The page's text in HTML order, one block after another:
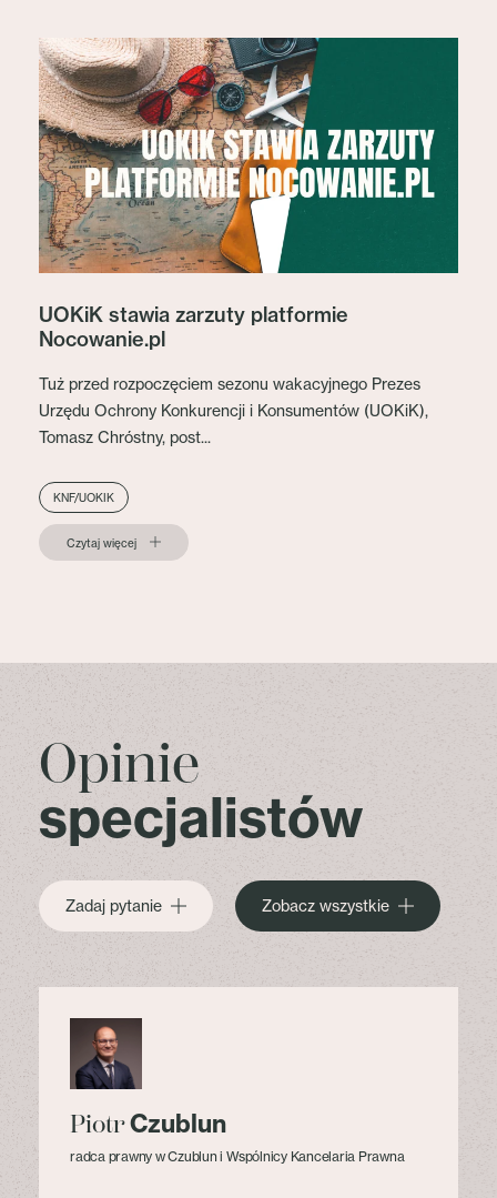
UOKiK stawia zarzuty platformie
Nocowanie.pl
Tuż przed rozpoczęciem sezonu wakacyjnego Prezes
Urzędu Ochrony Konkurencji i Konsumentów (UOKiK),
Tomasz Chróstny, post...
KNF/UOKIK
Czytaj więcej
Opinie
specjalistów
Zadaj pytanie Zobacz wszystkie
PiotrCzublun
radca prawny w Czublun i Wspólnicy Kancelaria Prawna